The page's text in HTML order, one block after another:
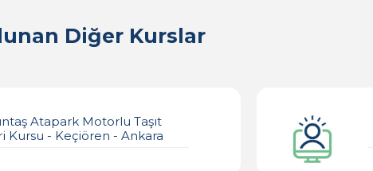
Diğer Kurslar
Atapark Motorlu Taşıt
Kursu - Keçiören - Ankara